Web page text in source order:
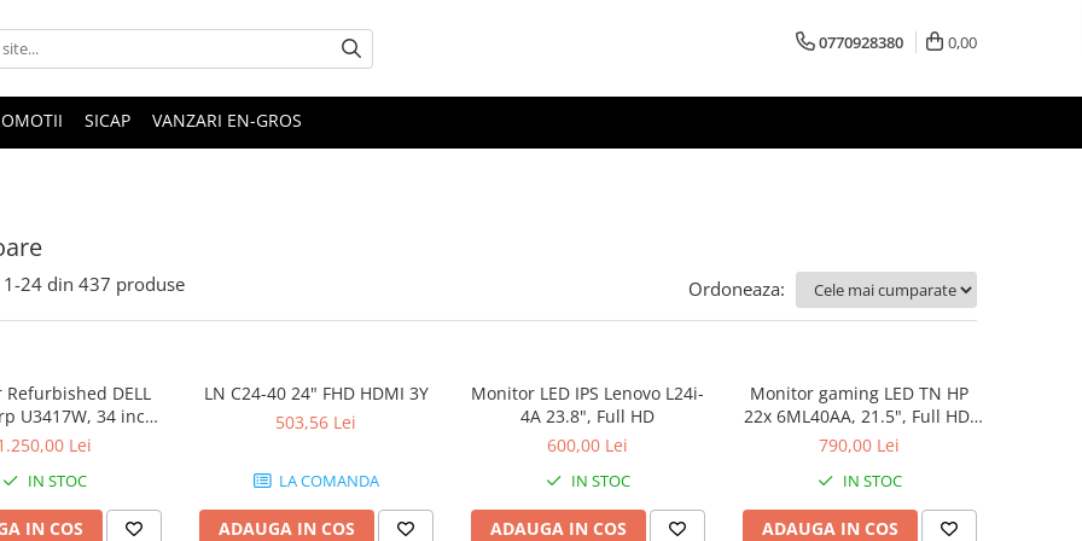
0770928380 0,00
SICAP VANZARI EN-GROS
1-24 din 437 produse Ordoneaza:
DELL
U3417W, 34 inch,
Ultrawide
Lei
IN STOC
IN COS
LN C24-40 24" FHD HDMI 3Y
503,56 Lei
LA COMANDA
ADAUGA IN COS
Monitor LED IPS Lenovo L24i-
4A 23.8", Full HD
600,00 Lei
IN STOC
ADAUGA IN COS
Monitor gaming LED TN HP
22x 6ML40AA, 21.5", Full HD,
HDMI, 1ms, 144Hz, FreeSync,
790,00 Lei
IN STOC
ADAUGA IN COS